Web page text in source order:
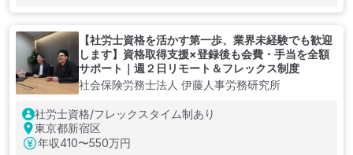
【社労士資格を活かす第一歩、業界未経験でも歓迎
します】資格取得支援×登録後も会費・手当を全額
サポート｜週２日リモート＆フレックス制度
社会保険労務士法人 伊藤人事労務研究所
社労士資格/フレックスタイム制あり
東京都新宿区
年収410〜550万円